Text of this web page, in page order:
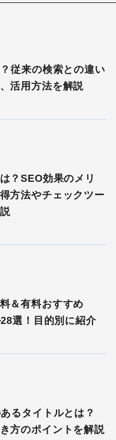
索
索
ワード
Google広告
ル
ケTips
従来の検索との違い
活用方法を解説
？SEO効果のメリ
方法やチェックツー
＆有料おすすめ
選！目的別に紹介
るタイトルとは？
方のポイントを解説